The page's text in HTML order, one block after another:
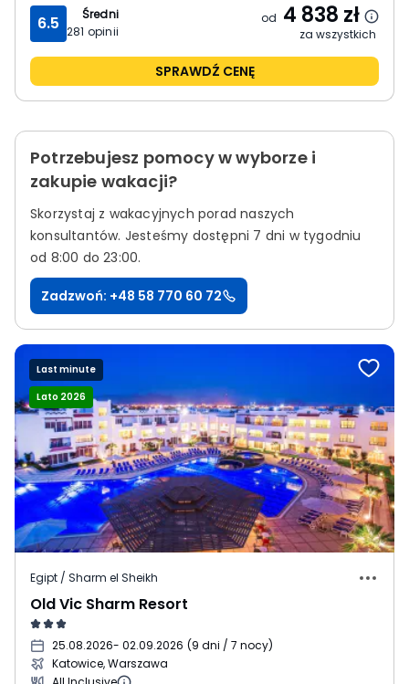
6.5
Średni
281 opinii
od 4 838 zł
za wszystkich
SPRAWDŹ CENĘ
Potrzebujesz pomocy w wyborze i
zakupie wakacji?
Skorzystaj z wakacyjnych porad naszych
konsultantów. Jesteśmy dostępni 7 dni w tygodniu
od 8:00 do 23:00.
Zadzwoń: +48 58 770 60 72
Last minute
Lato 2026
Egipt / Sharm el Sheikh
Old Vic Sharm Resort
25.08.2026- 02.09.2026 (9 dni / 7 nocy)
Katowice, Warszawa